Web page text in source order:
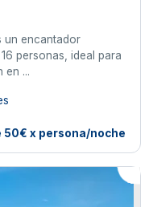
un encantador
personas, ideal para
en ...
50€ x persona/noche